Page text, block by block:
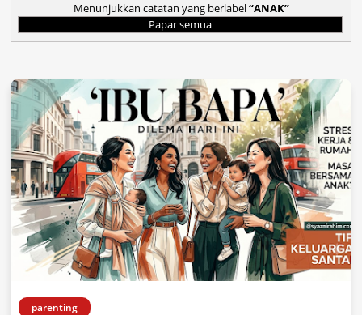
Menunjukkan catatan yang berlabel ANAK
Papar semua
parenting